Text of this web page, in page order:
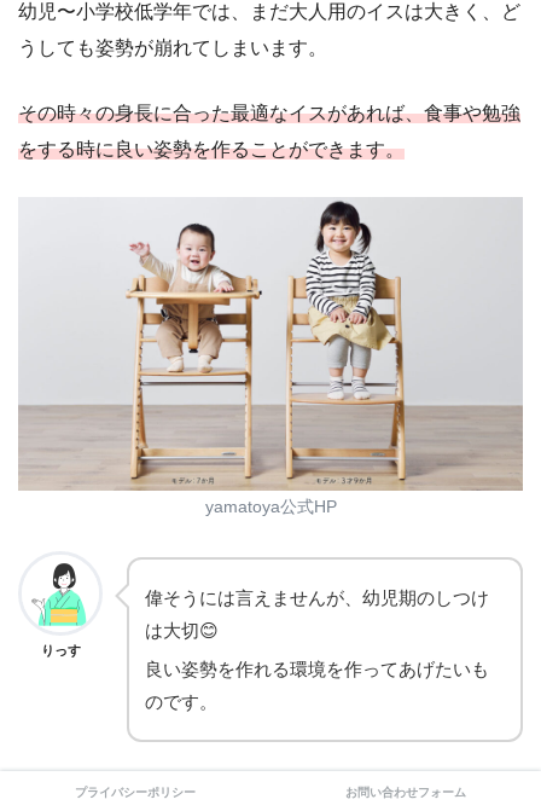
幼児〜小学校低学年では、まだ大人用のイスは大きく、ど
うしても姿勢が崩れてしまいます。
その時々の身長に合った最適なイスがあれば、食事や勉強
をする時に良い姿勢を作ることができます。
yamatoya公式HP
りっす
偉そうには言えませんが、幼児期のしつけ
は大切😊
良い姿勢を作れる環境を作ってあげたいも
のです。
大和屋のベビーチェアは高さを可変できるので、子どもの
プライバシーポリシー お問い合わせフォーム